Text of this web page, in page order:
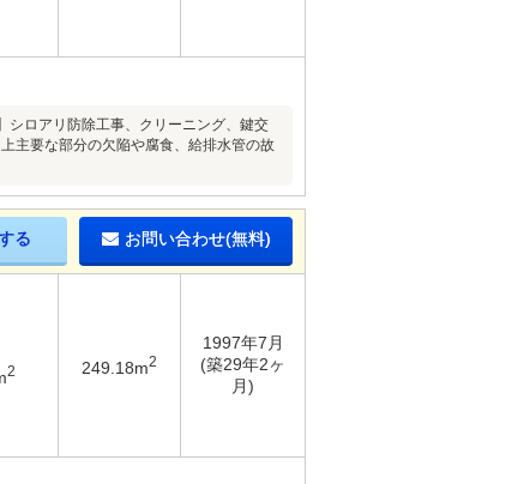
ロアリ防除工事、クリーニング、鍵交
主要な部分の欠陥や腐食、給排水管の故
る お問い合わせ(無料)
2 249.18m2
1997年7月
(築29年2ヶ
月)